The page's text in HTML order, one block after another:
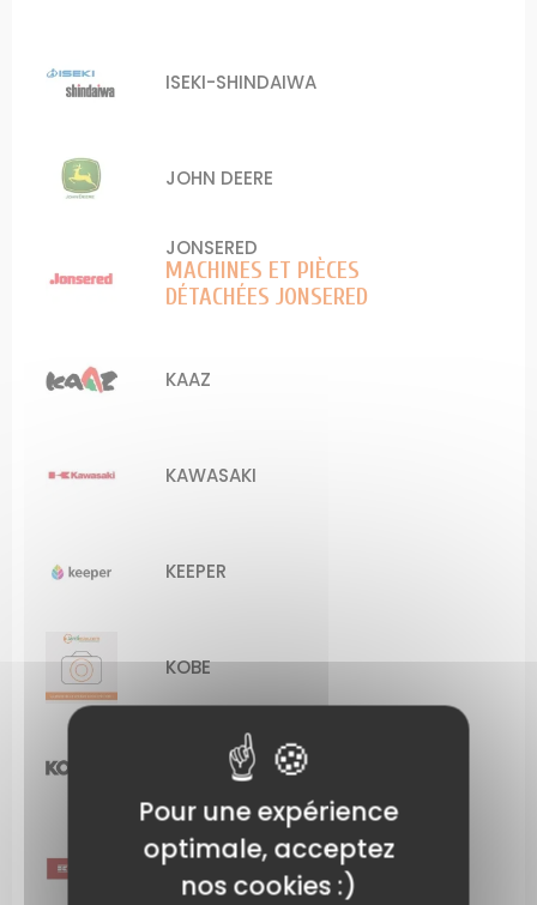
ISEKI-SHINDAIWA
JOHN DEERE
JONSERED
MACHINES ET PIÈCES
DÉTACHÉES JONSERED
KAAZ
KAWASAKI
KEEPER
KOBE
MACHINES ET PIÈCES
DÉTACHÉES KOHLER
KRAMP
Pour une expérience
optimale, acceptez
nos cookies :)